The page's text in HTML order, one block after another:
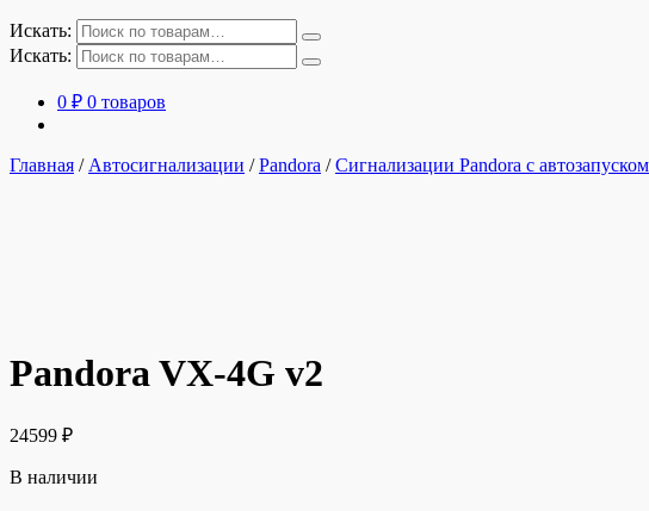
Искать:
Искать:
0 ₽ 0 товаров
Главная / Автосигнализации /Pandora /Сигнализации Pandora с автозапуском
Pandora VX-4G v2
24599 ₽
В наличии